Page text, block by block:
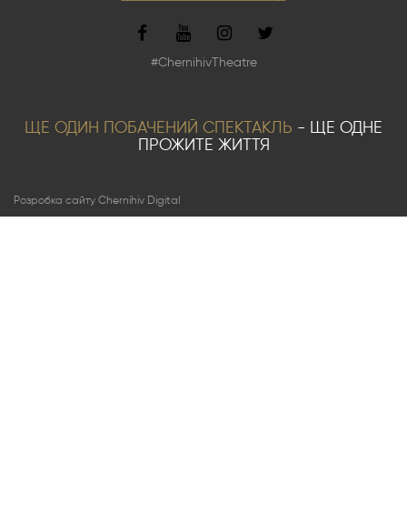
#ChernihivTheatre
ЩЕ ОДИН ПОБАЧЕНИЙ СПЕКТАКЛЬ - ЩЕ ОДНЕ
ПРОЖИТЕ ЖИТТЯ
Розробка сайту Chernihiv Digital